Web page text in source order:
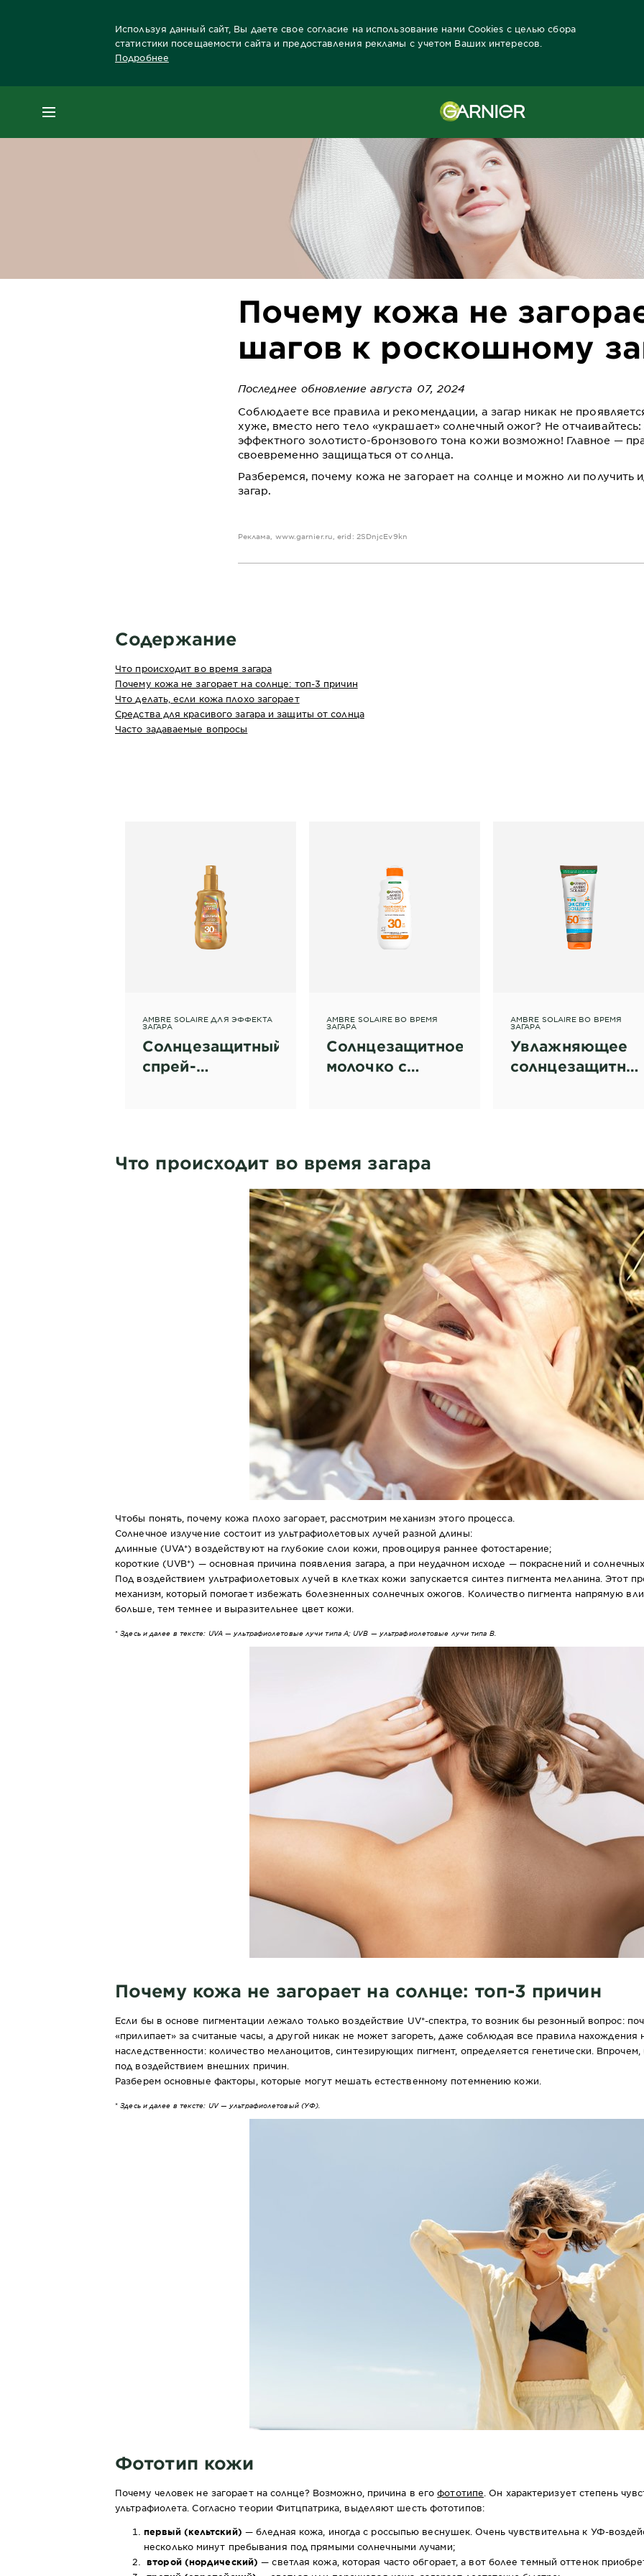
Используя данный сайт, Вы даете свое согласие на использование нами Cookies с целью сбора
статистики посещаемости сайта и предоставления рекламы с учетом Ваших интересов.
Подробнее
МЕНЮ
Почему кожа не
шагов к роскошному
Последнее обновление августа 07, 2024
Соблюдаете все правила и рекомендации, а загар никак не
хуже, вместо него тело «украшает» солнечный ожог? Не отчаивайтесь:
эффектного золотисто-бронзового тона кожи возможно! Главное —
своевременно защищаться от солнца.
Разберемся, почему кожа не загорает на солнце и можно ли получить
загар.
Реклама, www.garnier.ru , erid: 2SDnjcEv9kn
Содержание
Что происходит во время загара
Почему кожа не загорает на солнце: топ-3 причин
Что делать, если кожа плохо загорает
Средства для красивого загара и защиты от солнца
Часто задаваемые вопросы
AMBRE SOLAIRE ДЛЯ ЭФФЕКТА
ЗАГАРА
Солнцезащитный
спрей-
водостойкий,
AMBRE SOLAIRE ВО ВРЕМЯ
ЗАГАРА
Солнцезащитное
молочко с
AMBRE SOLAIRE ВО ВРЕМЯ
ЗАГАРА
Увлажняющее
солнцезащитное
50+
Что происходит во время загара
Чтобы понять, почему кожа плохо загорает, рассмотрим механизм этого процесса.
Солнечное излучение состоит из ультрафиолетовых лучей разной длины:
длинные (UVA*) воздействуют на глубокие слои кожи, провоцируя раннее фотостарение;
короткие (UVB*) — основная причина появления загара, а при неудачном исходе — покраснений и
Под воздействием ультрафиолетовых лучей в клетках кожи запускается синтез пигмента меланина. Этот
механизм, который помогает избежать болезненных солнечных ожогов. Количество пигмента напрямую
больше, тем темнее и выразительнее цвет кожи.
*Здесь и далее в тексте: UVA — ультрафиолетовые лучи типа A; UVB — ультрафиолетовые лучи типа B.
Почему кожа не загорает на солнце: топ-3 причин
Если бы в основе пигментации лежало только воздействие UV*-спектра, то возник бы резонный вопрос:
«прилипает» за считаные часы, а другой никак не может загореть, даже соблюдая все правила нахождения
наследственности: количество меланоцитов, синтезирующих пигмент, определяется генетически. Впрочем,
под воздействием внешних причин.
Разберем основные факторы, которые могут мешать естественному потемнению кожи.
*Здесь и далее в тексте: UV — ультрафиолетовый (УФ).
Фототип кожи
Почему человек не загорает на солнце? Возможно, причина в егофототипе . Он характеризует степень
ультрафиолета. Согласно теории Фитцпатрика, выделяют шесть фототипов:
первый (кельтский) — бледная кожа, иногда с россыпью веснушек. Очень чувствительна к УФ-
несколько минут пребывания под прямыми солнечными лучами;
второй (нордический)— светлая кожа, которая часто обгорает, а вот более темный оттенок